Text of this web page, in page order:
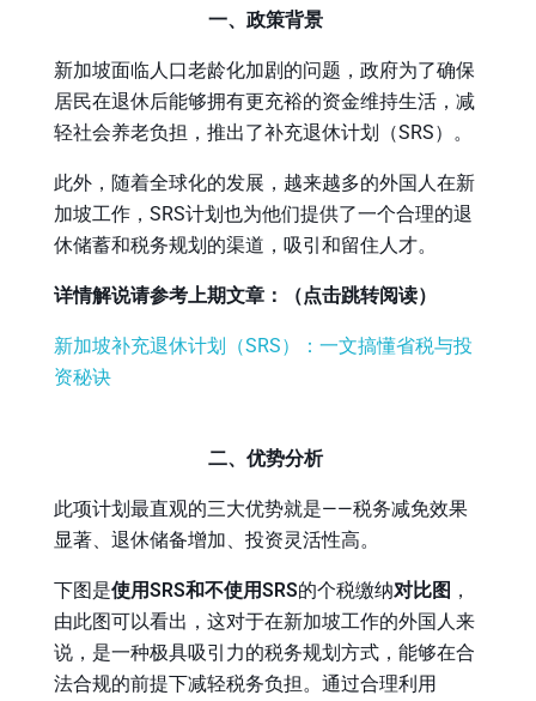
一、政策背景
新加坡面临人口老龄化加剧的问题，政府为了确保
居民在退休后能够拥有更充裕的资金维持生活，减
轻社会养老负担，推出了补充退休计划（SRS）。
此外，随着全球化的发展，越来越多的外国人在新
加坡工作，SRS计划也为他们提供了一个合理的退
休储蓄和税务规划的渠道，吸引和留住人才。
详情解说请参考上期文章：（点击跳转阅读）
新加坡补充退休计划（SRS）：一文搞懂省税与投
资秘诀
二、优势分析
此项计划最直观的三大优势就是——税务减免效果
显著、退休储备增加、投资灵活性高。
下图是使用SRS和不使用SRS的个税缴纳对比图 ，
由此图可以看出，这对于在新加坡工作的外国人来
说，是一种极具吸引力的税务规划方式，能够在合
法合规的前提下减轻税务负担。通过合理利用